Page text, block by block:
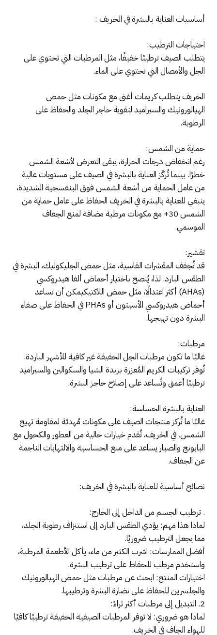
أساسيات العناية بالبشرة في الخريف :
احتياجات الترطيب:
يتطلب الصيف ترطيبًا خفيفًا، مثل المرطبات التي تحتوي على
الجل والأمصال التي تحتوي على الماء.
الخريف يتطلب كريمات أغنى مع مكونات مثل حمض
الهيالورونيك والسيراميد لتقوية حاجز الجلد والحفاظ على
الرطوبة.
حماية من الشمس:
رغم انخفاض درجات الحرارة، يبقى التعرض لأشعة الشمس
خطرًا. بينما تُركّز العناية بالبشرة في الصيف على مستويات عالية
من عامل الحماية من أشعة الشمس فوق البنفسجية الشديدة،
ينبغي للعناية بالبشرة في الخريف الحفاظ على عامل حماية من
الشمس 30+ مع مكونات مرطبة مضافة لمنع الجفاف
الموسمي.
تقشير:
قد تُجفف المقشرات القاسية، مثل حمض الجليكوليك، البشرة في
الطقس البارد. لذا، يُنصح باختيار أحماض ألفا هيدروكسي
(AHAs) أكثر اعتدالًا، مثل حمض اللاكتيكيمكن أن تساعد
أحماض هيدروكسي الأسيتون أو PHAs في الحفاظ على صفاء
البشرة دون تهيجها.
مرطبات:
غالبًا ما تكون مرطبات الجل الخفيفة غير كافية للأشهر الباردة.
تُوفر تركيبات الكريم المُعززة بزبدة الشيا والسكوالين والسيراميد
ترطيبًا أعمق وتُساعد على إصلاح حاجز البشرة.
العناية بالبشرة الحساسة:
غالبًا ما تُركز منتجات الصيف على مكونات مُهدئة لمقاومة تهيج
الشمس. في الخريف، تُقدم خيارات خالية من العطور والكحول مع
البابونج والصبار يساعد على منع الحساسية والالتهابات الناجمة
عن الجفاف.
نصائح أساسية للعناية بالبشرة في الخريف:
. ترطيب الجسم من الداخل إلى الخارج:
لماذا هذا مهم: يؤدي الطقس البارد إلى استنزاف رطوبة الجلد،
مما يجعل الترطيب ضروريًا.
أفضل الممارسات: اشرب الكثير من ماء، يأكل الأطعمة المرطبة،
واستخدم مرطب للحفاظ على ترطيب البشرة.
اختيارات المنتج: ابحث عن مرطبات مثل حمض الهيالورونيك
والجلسرين للحفاظ على نضارة البشرة وترطيبها.
2. التبديل إلى مرطبات أكثر ثراءً:
لماذا هو ضروري: لا توفر المرطبات الصيفية الخفيفة ترطيبًا كافيًا
للهواء الجاف في الخريف.